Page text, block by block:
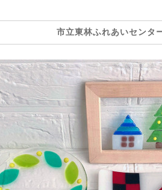
市立東林ふれあいセンタ